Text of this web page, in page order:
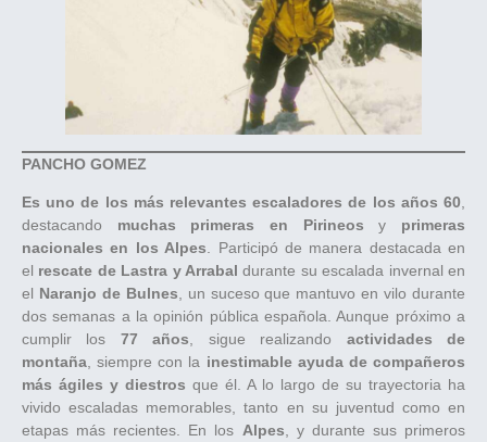
PANCHO GOMEZ
Es uno de los más relevantes escaladores de los años 60
destacando muchas primeras en Pirineos y primeras
nacionales en los Alpes . Participó de manera destacada en
el rescate de Lastra y Arrabal durante su escalada invernal en
el Naranjo de Bulnes , un suceso que mantuvo en vilo durante
dos semanas a la opinión pública española. Aunque próximo a
cumplir los 77 años , sigue realizando actividades de
montaña , siempre con la inestimable ayuda de compañeros
más ágiles y diestros que él. A lo largo de su trayectoria ha
vivido escaladas memorables, tanto en su juventud como en
etapas más recientes. En los Alpes , y durante sus primeros